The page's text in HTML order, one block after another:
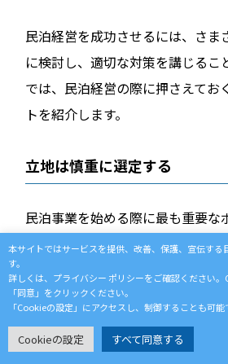
民泊経営を成功させるには、さま
に検討し、適切な対策を講じるこ
では、民泊経営の際に押さえてお
トを紹介します。
立地は慎重に選定する
民泊事業を始める際に最も重要な
びです。立地がよければ、施設の
しやすく、安定した集客を見込め
たとえば、東京であれば観光地や
沿線や浅草周辺、横浜や大田区な
本サイトではサービスを提供、改善、保護、宣伝する
す。
詳しくは、プライバシー ポリシーをご確認ください。
「同意」をクリックください。
「Cookieの設定」にアクセスし、制御することも可能
Cookieの設定 すべて同意する